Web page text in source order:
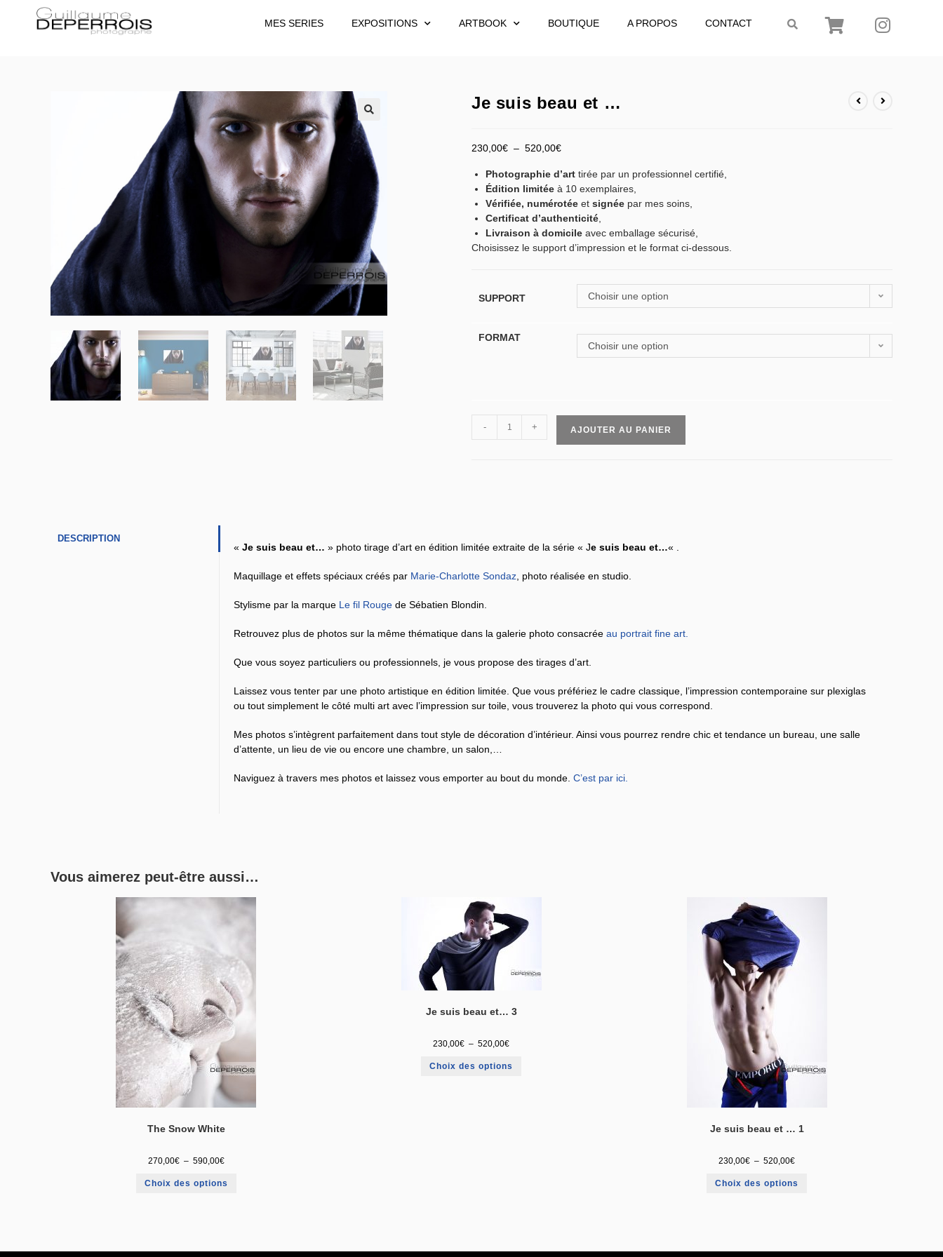
MES SERIES EXPOSITIONS ARTBOOK BOUTIQUE A PROPOS CONTACT
Je suis beau et …
230,00€ – 520,00€
Photographie d’art tirée par un professionnel certifié,
Édition limitée à 10 exemplaires,
Vérifiée, numérotée et signée par mes soins,
Certificat d’authenticité
Livraison à domicile avec emballage sécurisé,
Choisissez le support d’impression et le format ci-dessous.
SUPPORT Choisir une option
FORMAT
Choisir une option
- + AJOUTER AU PANIER
DESCRIPTION
« Je suis beau et… » photo tirage d’art en édition limitée extraite de la série « Je suis beau et…« .
Maquillage et effets spéciaux créés par Marie-Charlotte Sondaz , photo réalisée en studio.
Stylisme par la marque Le fil Rouge de Sébatien Blondin.
Retrouvez plus de photos sur la même thématique dans la galerie photo consacrée au portrait fine art.
Que vous soyez particuliers ou professionnels, je vous propose des tirages d’art.
Laissez vous tenter par une photo artistique en édition limitée. Que vous préfériez le cadre classique, l’impression contemporaine sur plexiglas
ou tout simplement le côté multi art avec l’impression sur toile, vous trouverez la photo qui vous correspond.
Mes photos s’intègrent parfaitement dans tout style de décoration d’intérieur. Ainsi vous pourrez rendre chic et tendance un bureau, une salle
d’attente, un lieu de vie ou encore une chambre, un salon,…
Naviguez à travers mes photos et laissez vous emporter au bout du monde. C’est par ici
Vous aimerez peut-être aussi…
The Snow White
270,00€ – 590,00€
Choix des options
Je suis beau et… 3
230,00€ – 520,00€
Choix des options
Je suis beau et … 1
230,00€ – 520,00€
Choix des options